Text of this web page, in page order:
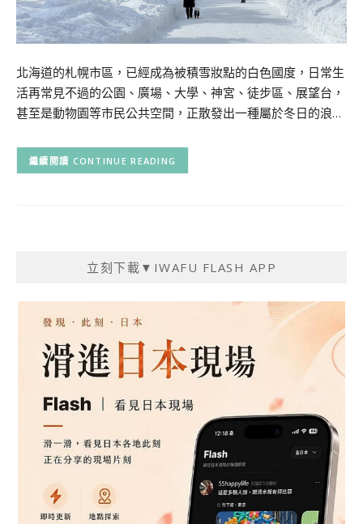
北海道的札幌市區，已經成為被積雪妝點的白色國度，日常生
活再常見不過的公園、廣場、大學、神宮、徒步區、展望台，
甚至是動物園等市民公共空間，正散發出一種屬於冬日的浪…
CONTINUE READING
立刻下載▼IWAFU FLASH APP